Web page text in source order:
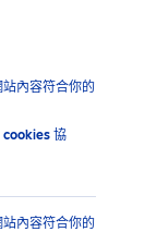
內容符合你的
cookies 協
內容符合你的
止汗劑/體香劑
淨白系